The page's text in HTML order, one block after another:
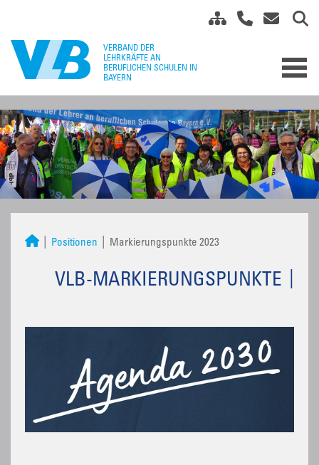
Positionen Markierungspunkte 2023
VLB-MARKIERUNGSPUNKTE